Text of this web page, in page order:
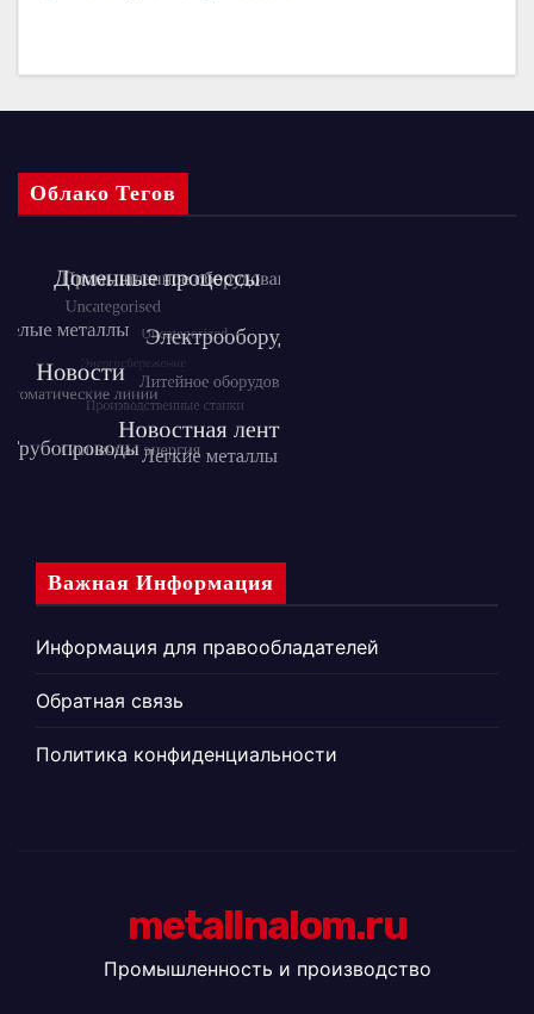
Облако Тегов
Важная Информация
Информация для правообладателей
Обратная связь
Политика конфиденциальности
metallnalom.ru
Промышленность и производство